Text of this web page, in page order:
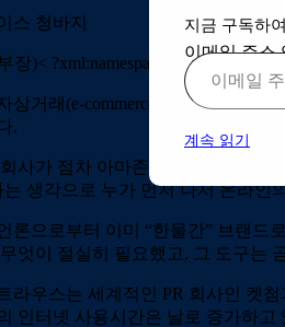
스 청바지
)< ?xml:namespace prefix = o ns =
상거래(e-commerce)라는 말은 미
.
사가 점차 아마존과 같은 온라인
생각으로 누가 먼저 나서 온라인
론으로부터 이미 “한물간” 브랜
엇이 절실히 필요했고, 그 도구는
라우스는 세계적인 PR 회사인 켓
인터넷 사용시간은 날로 증가하
지금 구독하
이메일 주
계속 읽기